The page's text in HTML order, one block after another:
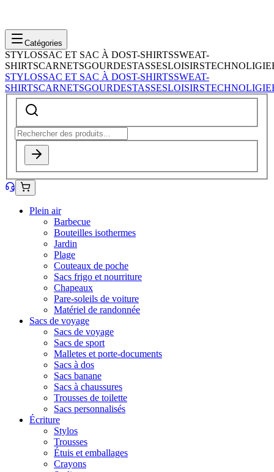
Catégories
STYLOSSAC ET SAC À DOST-SHIRTSSWEAT-
SHIRTSCARNETSGOURDESTASSESLOISIRSTECHNOLIGIE
STYLOSSAC ET SAC À DOST-SHIRTSSWEAT-
SHIRTSCARNETSGOURDESTASSESLOISIRSTECHNOLIGIE
Plein air
Barbecue
Bouteilles isothermes
Jardin
Plage
Couteaux de poche
Sacs frigo et nourriture
Chapeaux
Pare-soleils de voiture
Matériel de randonnée
Sacs de voyage
Sacs de voyage
Sacs de sport
Malletes et porte-documents
Sacs à dos
Sacs banane
Sacs à chaussures
Trousses de toilette
Sacs personnalisés
Écriture
Stylos
Trousses
Étuis et emballages
Crayons